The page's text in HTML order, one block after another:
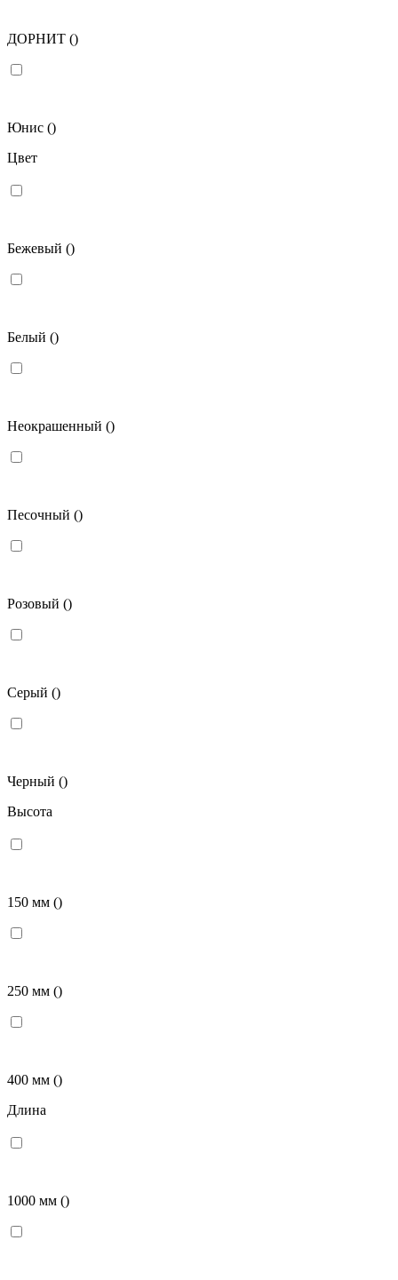
ДОРНИТ ()
Юнис ()
Цвет
Бежевый ()
Белый ()
Неокрашенный ()
Песочный ()
Розовый ()
Серый ()
Черный ()
Высота
150 мм ()
250 мм ()
400 мм ()
Длина
1000 мм ()